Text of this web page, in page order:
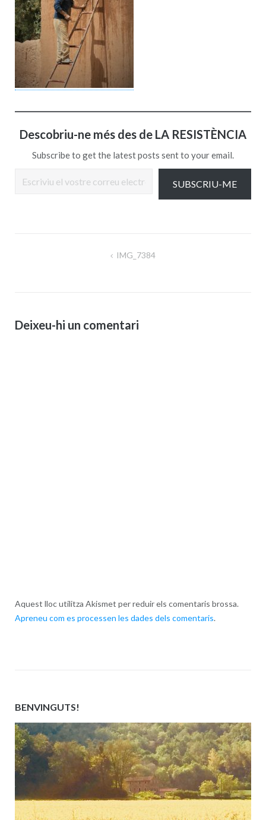
Descobriu-ne més des de LA RESISTÈNCIA
Subscribe to get the latest posts sent to your email.
SUBSCRIU-ME
IMG_7384
Deixeu-hi un comentari
Aquest lloc utilitza Akismet per reduir els comentaris brossa.
Apreneu com es processen les dades dels comentaris.
BENVINGUTS!